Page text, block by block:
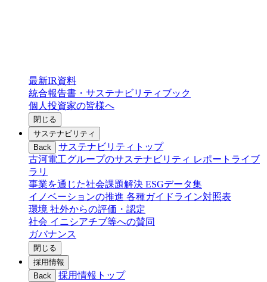
最新IR資料
統合報告書・サステナビリティブック
個人投資家の皆様へ
閉じる
サステナビリティ
Back
サステナビリティトップ
古河電工グループのサステナビリティ レポートライブ
ラリ
事業を通じた社会課題解決 ESGデータ集
イノベーションの推進 各種ガイドライン対照表
環境 社外からの評価・認定
社会 イニシアチブ等への賛同
ガバナンス
閉じる
採用情報
Back
採用情報トップ